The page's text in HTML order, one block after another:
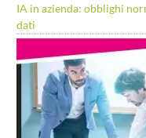
IA in azienda: obblighi
dati